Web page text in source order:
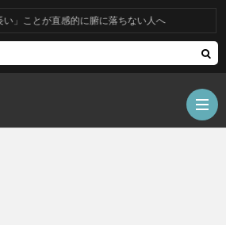
ことが直感的に腑に落ちない人へ